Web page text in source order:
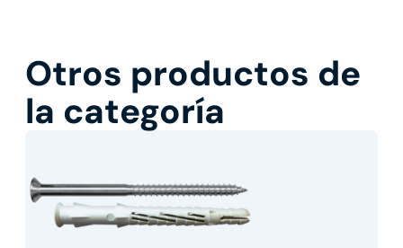
Otros productos de
la categoría